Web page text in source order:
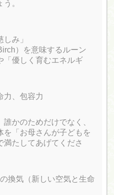
。
み」
）を意味するルーン
「優しく育むエネルギ
力、包容力
かのためだけでなく、
を「お母さんが子どもを
満たしてあげてくださ
換気（新しい空気と生命